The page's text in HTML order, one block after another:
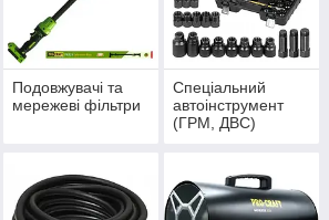
Подовжувачі та
мережеві фільтри
Спеціальний
автоінструмент
(ГРМ, ДВС)